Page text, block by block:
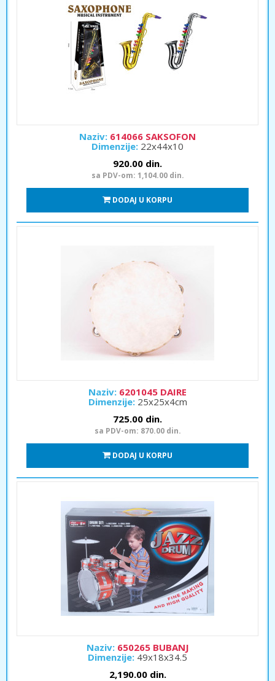
Naziv: 614066 SAKSOFON
Dimenzije: 22x44x10
920.00 din.
sa PDV-om: 1,104.00 din.
DODAJ U KORPU
Naziv: 6201045 DAIRE
Dimenzije: 25x25x4cm
725.00 din.
sa PDV-om: 870.00 din.
DODAJ U KORPU
Naziv: 650265 BUBANJ
Dimenzije: 49x18x34.5
2,190.00 din.